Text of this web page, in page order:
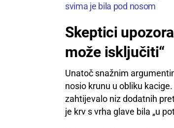
svima je bila pod nosom
Skeptici
može isključiti“
Unatoč snažnim
nosio krunu u obliku
zahtijevalo niz dodatnih
je krv s vrha glave bila „u